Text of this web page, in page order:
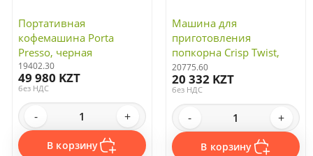
Портативная
кофемашина Porta
Presso, черная
19402.30
49 980 KZT
без НДС
- +
В корзину
Машина для
приготовления
попкорна Crisp Twist,
белая
20775.60
20 332 KZT
без НДС
- +
В корзину